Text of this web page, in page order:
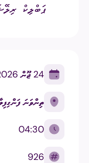
ޕަބްލިކް
24 ޖޫން 2026
ތިންވަނަ
04:30
926